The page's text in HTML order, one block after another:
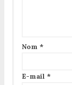
Nom *
E-mail *